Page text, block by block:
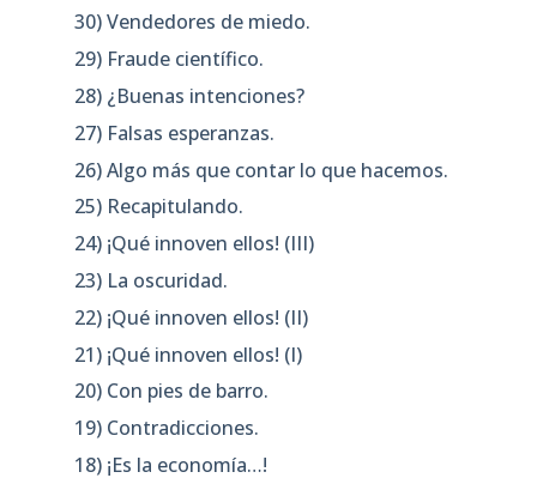
30) Vendedores de miedo.
29) Fraude científico.
28) ¿Buenas intenciones?
27) Falsas esperanzas.
26) Algo más que contar lo que hacemos.
25) Recapitulando.
24) ¡Qué innoven ellos! (III)
23) La oscuridad.
22) ¡Qué innoven ellos! (II)
21) ¡Qué innoven ellos! (I)
20) Con pies de barro.
19) Contradicciones.
18) ¡Es la economía…!